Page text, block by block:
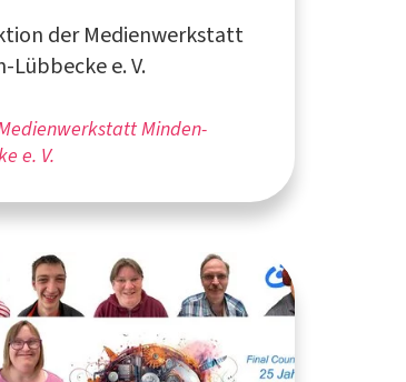
der Medienwerkstatt
Lübbecke e. V.
Minden-
e. V.